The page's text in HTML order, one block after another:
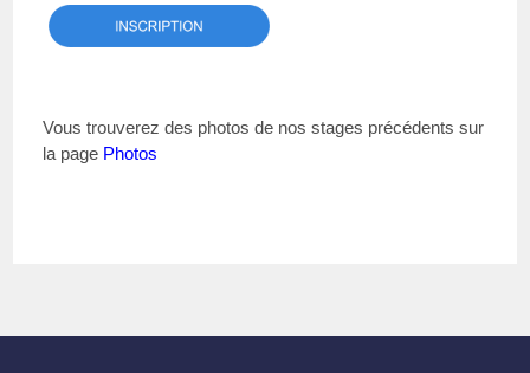
Vous trouverez des photos de nos stages précédents sur
la page Photos